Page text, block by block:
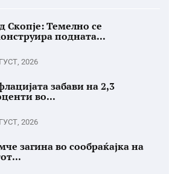
Скопје: Темелно се
подната...
2026
забави на 2,3
во...
2026
загина во сообраќајка на